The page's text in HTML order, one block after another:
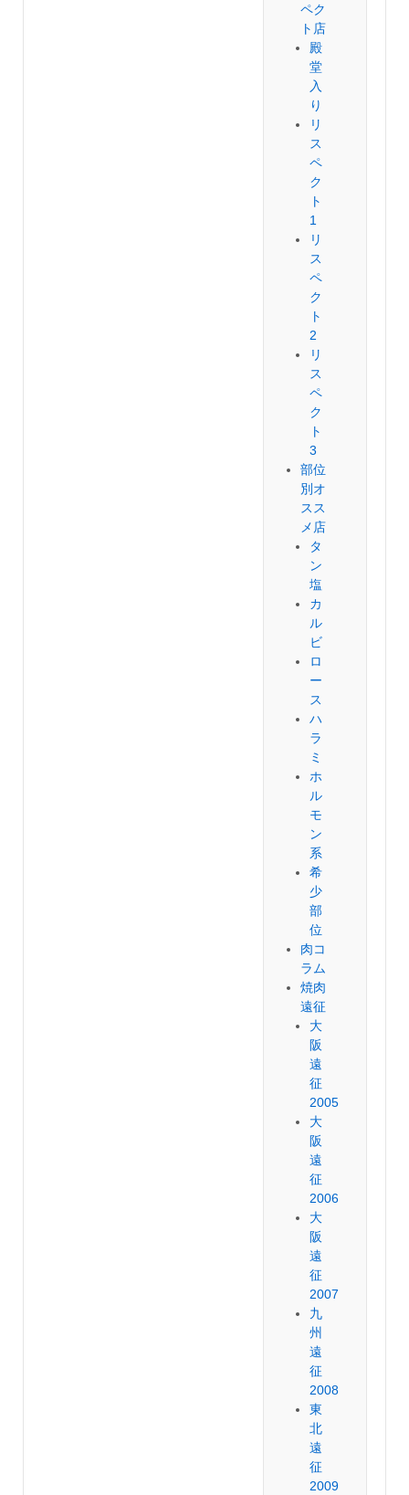
ペク
ト店
殿
堂
入
り
リ
ス
ペ
ク
ト
1
リ
ス
ペ
ク
ト
2
リ
ス
ペ
ク
ト
3
部位
別オ
スス
メ店
タ
ン
塩
カ
ル
ビ
ロ
ー
ス
ハ
ラ
ミ
ホ
ル
モ
ン
系
希
少
部
位
肉コ
ラム
焼肉
遠征
大
阪
遠
征
2005
大
阪
遠
征
2006
大
阪
遠
征
2007
九
州
遠
征
2008
東
北
遠
征
2009